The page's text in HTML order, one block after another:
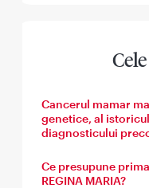
Cancerul mamar
genetice, al
diagnosticului
Ce presupune
REGINA MARIA?